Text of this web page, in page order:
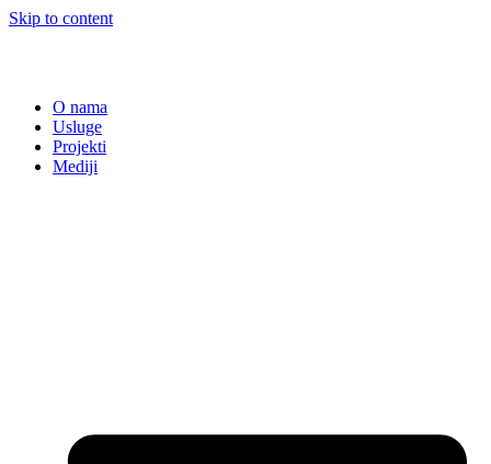
Skip to content
O nama
Usluge
Projekti
Mediji